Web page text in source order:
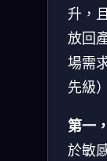
升，
放回
場需
先級
第一
於敏